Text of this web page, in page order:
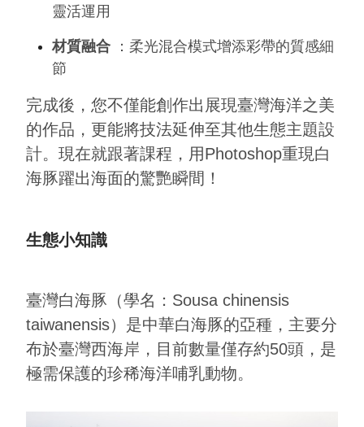
靈活運用
材質融合 ：柔光混合模式增添彩帶的質感細
節
完成後，您不僅能創作出展現臺灣海洋之美
的作品，更能將技法延伸至其他生態主題設
計。現在就跟著課程，用Photoshop重現白
海豚躍出海面的驚艷瞬間！
生態小知識
臺灣白海豚（學名：Sousa chinensis
taiwanensis）是中華白海豚的亞種，主要分
布於臺灣西海岸，目前數量僅存約50頭，是
極需保護的珍稀海洋哺乳動物。